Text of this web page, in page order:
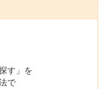
す」を
で